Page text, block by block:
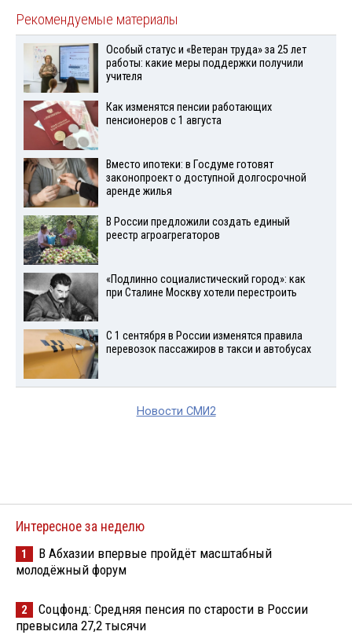
Рекомендуемые материалы
Особый статус и «Ветеран труда» за 25 лет
работы: какие меры поддержки получили
учителя
Как изменятся пенсии работающих
пенсионеров с 1 августа
Вместо ипотеки: в Госдуме готовят
законопроект о доступной долгосрочной
аренде жилья
В России предложили создать единый
реестр агроагрегаторов
«Подлинно социалистический город»: как
при Сталине Москву хотели перестроить
С 1 сентября в России изменятся правила
перевозок пассажиров в такси и автобусах
Новости СМИ2
Интересное за неделю
1
В Абхазии впервые пройдёт масштабный
молодёжный форум
2
Соцфонд: Средняя пенсия по старости в России
превысила 27,2 тысячи